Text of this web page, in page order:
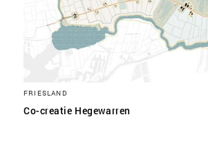
FRIESLAND
Co-creatie Hegewarren